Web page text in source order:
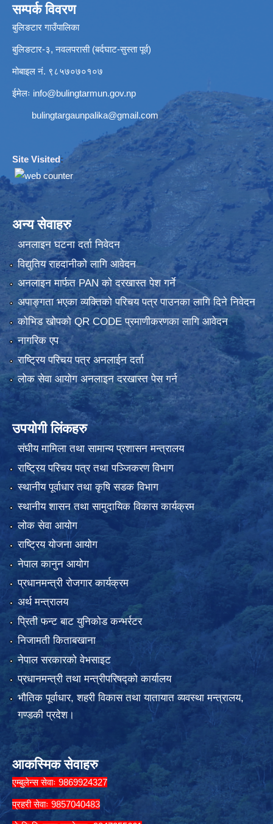
सम्पर्क विवरण
बुलिङटार गाउँपालिका
बुलिङटार-३, नवलपरासी (बर्दघाट-सुस्ता पूर्व)
मोबाइल नं. ९८५७०७०१०७
ईमेलः info@bulingtarmun.gov.np
bulingtargaunpalika@gmail.com
Site Visited:
अन्य सेवाहरु
अनलाइन घटना दर्ता निवेदन
विद्युतिय राहदानीको लागि आवेदन
अनलाइन मार्फत PAN को दरखास्त पेश गर्ने
अपाङ्गता भएका व्यक्तिको परिचय पत्र पाउनका लागि दिने निवेदन
कोभिड खोपको QR CODE प्रमाणीकरणका लागि आवेदन
नागरिक एप
राष्ट्रिय परिचय पत्र अनलाईन दर्ता
लोक सेवा आयोग अनलाइन दरखास्त पेस गर्न
उपयोगी लिंकहरु
संघीय मामिला तथा सामान्य प्रशासन मन्त्रालय
राष्ट्रिय परिचय पत्र तथा पञ्जिकरण विभाग
स्थानीय पूर्वाधार तथा कृषि सडक विभाग
स्थानीय शासन तथा सामुदायिक विकास कार्यक्रम
लोक सेवा आयोग
राष्ट्रिय योजना आयोग
नेपाल कानुन आयोग
प्रधानमन्त्री रोजगार कार्यक्रम
अर्थ मन्त्रालय
प्रिती फन्ट बाट युनिकोड कन्भर्रटर
निजामती किताबखाना
नेपाल सरकारको वेभसाइट
प्रधानमन्त्री तथा मन्त्रीपरिषद्को कार्यालय
भौतिक पूर्वाधार, शहरी विकास तथा यातायात व्यवस्था मन्त्रालय,
गण्डकी प्रदेश।
आकस्मिक सेवाहरु
एम्बुलेन्स सेवाः 9869924327
प्रहरी सेवाः 9857040483